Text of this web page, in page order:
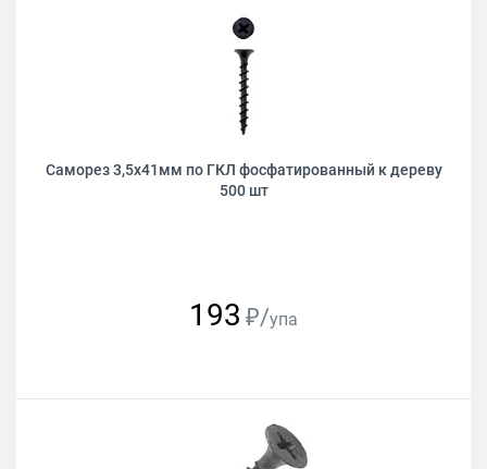
Саморез 3,5х41мм по ГКЛ фосфатированный к дереву
500 шт
193 ₽/упа